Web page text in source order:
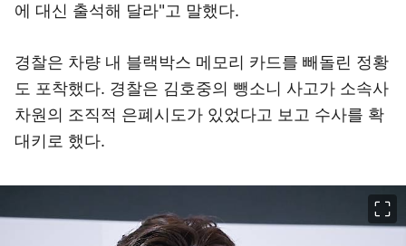
에 대신 출석해 달라"고 말했다.
경찰은 차량 내 블랙박스 메모리 카드를 빼돌린 정황
도 포착했다. 경찰은 김호중의 뺑소니 사고가 소속사
차원의 조직적 은폐시도가 있었다고 보고 수사를 확
대키로 했다.